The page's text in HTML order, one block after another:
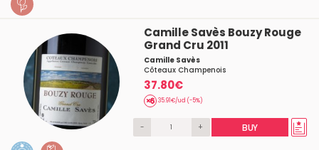
Camille Savès Bouzy Rouge
Grand Cru 2011
Camille Savès
Côteaux Champenois
37.80€
35.91€/ud (-5%)
- + BUY